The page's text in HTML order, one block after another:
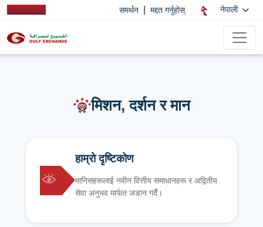
समर्थन मद्दत गर्नुहोस् नेपाली
मिशन, दर्शन र मान
हाम्रो दृष्टिकोण
मानिसहरूलाई नवीन वित्तीय समाधानहरू र अद्वितीय
सेवा अनुभव मार्फत जडान गर्दै।